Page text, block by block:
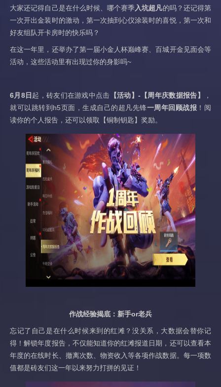
大家还记得自己是在什么时候、哪个赛季入坑超凡的吗？还记得第
一次开出金装时的激动，第一次抽到心仪涂装时的喜悦，第一次和
好友组队开卡房时的快乐吗？
在这一年里，还举办了第一届小金人杯巅峰赛、百城开金见面会等
活动，这些活动里有出现过你的身影吗~
6月8日 起，砖友们在游戏中点击 【活动】-【周年庆数据报告】
，
就可以跳转到h5页面，生成自己的超凡先锋一周年回顾战报 ！阅
读你的个人报告，还可以领取【铜制钥匙】奖励。
作战经验揭底：新手or老兵
忘记了自己是在什么时候来到的红滩？没关系，大数据会替你记
得！解锁年度报告，不仅能知道你的红滩报道日期，还可以查看本
年度的在线时长、撤离次数、物资收入等各项作战数据。每一项数
值都是砖友们这一年以来努力打拼的见证！